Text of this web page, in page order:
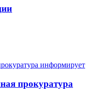
прокуратура